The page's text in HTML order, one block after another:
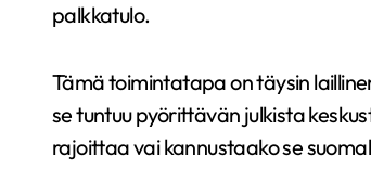
palkkatulo.
Tämä toimintatapa on täysin
se tuntuu pyörittävän julkista
rajoittaa vai kannustaako se